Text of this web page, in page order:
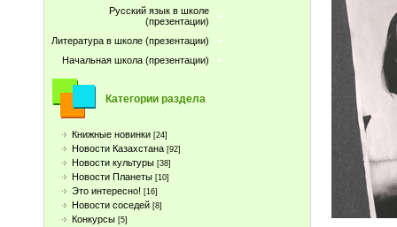
Русский язык в школе
(презентации)
Литература в школе (презентации)
Начальная школа (презентации)
Категории раздела
Книжные новинки [24]
Новости Казахстана [92]
Новости культуры [38]
Новости Планеты [10]
Это интересно! [16]
Новости соседей [8]
Конкурсы [5]